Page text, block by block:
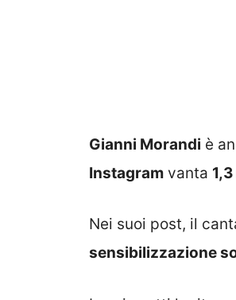
Gianni Morandi è
Instagram vanta
Nei suoi post, il
sensibilizzazione